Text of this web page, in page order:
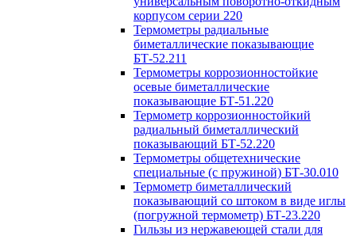
корпусом серии 220
Термометры радиальные
биметаллические показывающие
БТ-52.211
Термометры коррозионностойкие
осевые биметаллические
показывающие БТ-51.220
Термометр коррозионностойкий
радиальный биметаллический
показывающий БТ-52.220
Термометры общетехнические
специальные (с пружиной) БТ-30.010
Термометр биметаллический
показывающий со штоком в виде иглы
(погружной термометр) БТ-23.220
Гильзы из нержавеющей стали для